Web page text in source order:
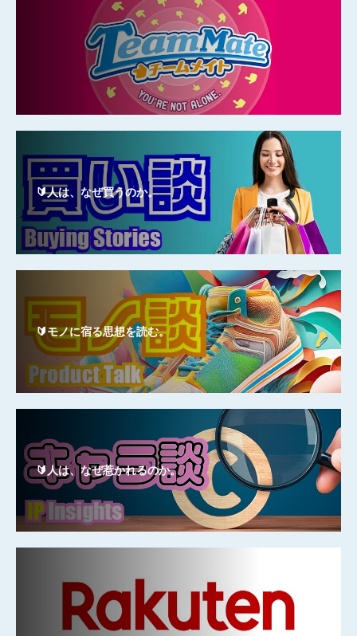
🔰人は、なぜ買うのか。
🔰モノに宿る思想を読む。
🔰人は、なぜ惹かれるのか。